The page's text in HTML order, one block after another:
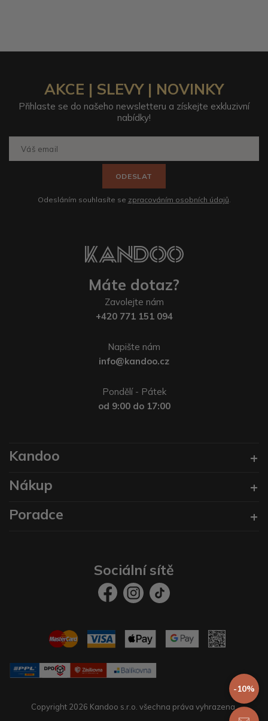
AKCE | SLEVY | NOVINKY
Přihlaste se do našeho newsletteru a získejte exkluzivní
nabídky!
ODESLAT
Odesláním souhlasíte se zpracováním osobních údajů.
-10%
Máte dotaz?
Zavolejte nám
+420 771 151 094
Napište nám
info@kandoo.cz
Pondělí - Pátek
od 9:00 do 17:00
Kandoo
Nákup
Poradce
Sociální sítě
Copyright 2026 Kandoo s.r.o. všechna práva vyhrazena.